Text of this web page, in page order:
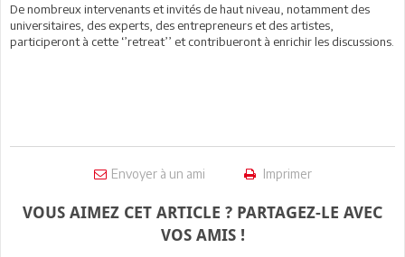
De nombreux intervenants et invités de haut niveau, notamment des
universitaires, des experts, des entrepreneurs et des artistes,
participeront à cette ‘’retreat’’ et contribueront à enrichir les discussions.
Envoyer à un ami Imprimer
VOUS AIMEZ CET ARTICLE ? PARTAGEZ-LE AVEC
VOS AMIS !